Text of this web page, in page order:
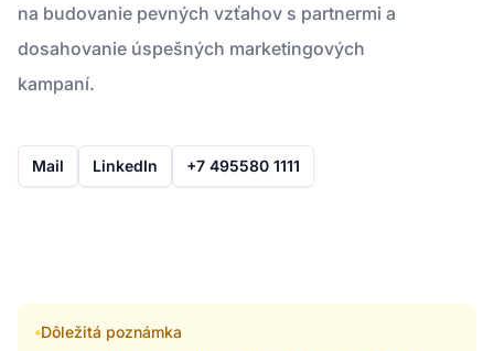
na budovanie pevných vzťahov s partnermi a
dosahovanie úspešných marketingových
kampaní.
Mail LinkedIn +7 495580 1111
Dôležitá poznámka